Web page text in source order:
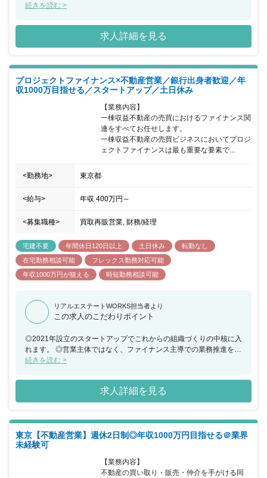
事業エリア拡大を加速していく計画です。各コア店舗を商圏と捉え
観点から必要とされる複数事業を自社ですべて完結する体制を構築
しているからこそ、その提案力は他社と明確な差別化ができている
という点が大きな強みです。また、新規事業にも力をいれており、
ャンスも。 【募集背景】 同社では、賃貸・売買仲介、賃貸管理、
建築(リノベ・戸建)を行っており、それぞれの事業の親和性を高め
ていくためにも、不動産という商品を持つことが重要だと考えてい
介⇒賃貸管理、 同時に活性化させる自社仕入案件を自社仲介で販
売していく為に、この度売買仲介の人員を募集します。上場準備中
につき組織強化中の今だからこそ、課長職、部長職にとどまらず、
役員などのより高位なポジションも実績次第でお任せします。あな
たの経験を活かして管理職、ゆくゆくは役員としてキャリアを築き
ませんか。 【キャリアパス】 年齢や社歴に関係なく、最速でキャ
リアアップを実現できます。現在、25歳の管理職や30歳の執行役員
が活躍中。組織拡大中の今だからこそ、役員など、より高位なポジ
ションへのチャンスも。キャリアルートもマネジメントコースのみ
ではなく、ハイパフォーマーとしてスキルを極める選択肢も。チャ
ンスも選択肢も多い同社にて、あなたのキャリアを築きませんか。
続きを読む >
求人詳細を見る
プロジェクトファイナンス×不動産営業／銀行出身者歓迎／年
収1000万目指せる／スタートアップ／土日休み
【業務内容】
一棟収益不動産の売買におけるファイナンス関
連をすべてお任せします。
一棟収益不動産の売買ビジネスにおいてプロジ
ェクトファイナンスは最も重要な要素で...
<勤務地> 東京都
<給与> 年収 400万円 ～
<募集職種> 買取再販営業, 財務/経理
宅建不要 年間休日120日以上 土日休み
転勤なし
在宅勤務相談可能
フレックス勤務対応可能
年収1000万円が狙える
時短勤務相談可能
リアルエステートWORKS担当者より
この求人のこだわりポイント
◎2021年設立のスタートアップでこれからの組織づくりの中核に入
れます。 ◎営業主体ではなく、ファイナンス主導での業務推進を行
えます。
続きを読む >
求人詳細を見る
東京【不動産営業】週休2日制◎年収1000万円目指せる＠業界
未経験可
【業務内容】
不動産の買い取り・販売・仲介を手がける同